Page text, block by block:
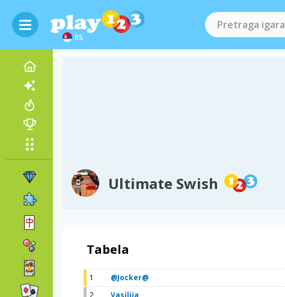
RS
Ultimate Swish
Tabela
1 @Jocker@
2
Vasilija